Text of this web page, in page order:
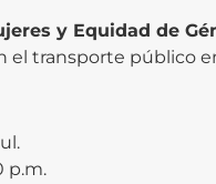
y Equidad de
el transporte público
p.m.